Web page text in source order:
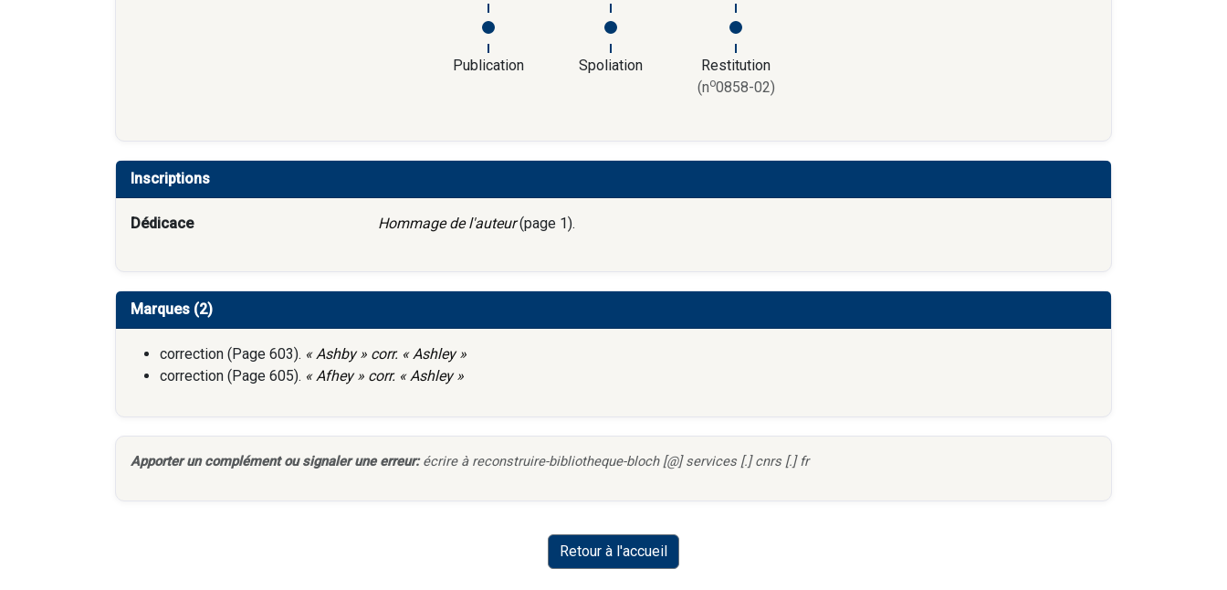
Publication Spoliation
Restitution
(no0858-02)
Inscriptions
Dédicace Hommage de l'auteur(page 1).
Marques (2)
correction (Page 603). « Ashby » corr. « Ashley »
correction (Page 605). « Afhey » corr. « Ashley »
Apporter un complément ou signaler une erreur:écrire à reconstruire-bibliotheque-bloch [@] services [.] cnrs [.] fr
Retour à l'accueil